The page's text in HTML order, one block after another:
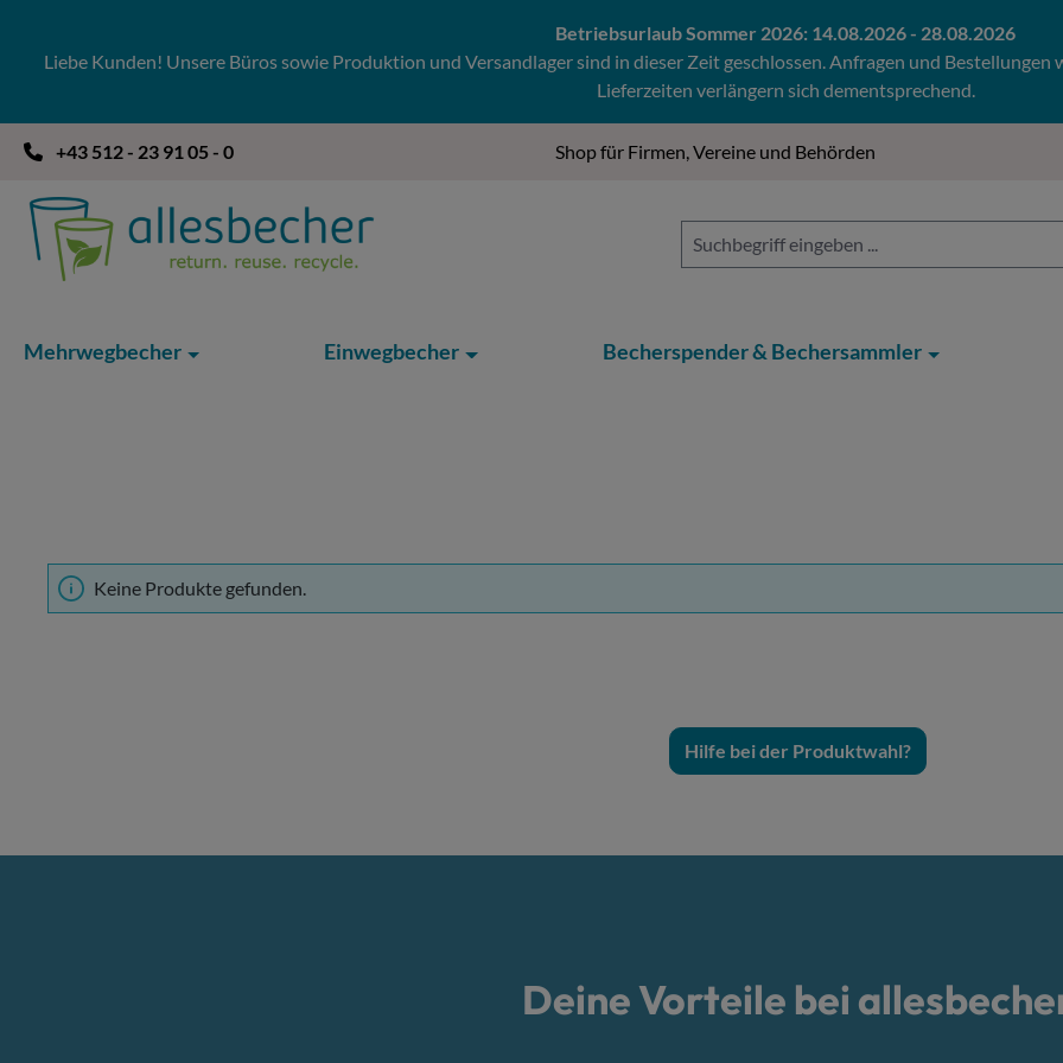
Betriebsurlaub Sommer 2026: 14.08.2026 - 28.08.2026
Liebe Kunden! Unsere Büros sowie Produktion und Versandlager sind in dieser Zeit geschlossen. Anfragen und
Lieferzeiten verlängern sich dementsprechend.
+43 512 - 23 91 05 - 0 Shop für Firmen, Vereine und Behörden
Mehrwegbecher Einwegbecher Becherspender & Bechersammler
Keine Produkte gefunden.
Hilfe bei der Produktwahl?
Deine Vorteile bei